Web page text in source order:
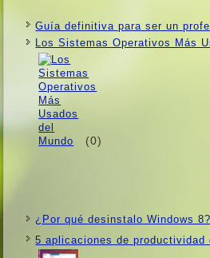
Guí­a definitiva para ser un
Los Sistemas Operativos Más
(0)
¿Por qué desinstalo Windows 8?
5 aplicaciones de productividad